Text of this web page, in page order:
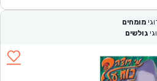
מומחים
גולשים